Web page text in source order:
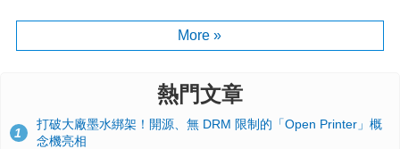
More »
熱門文章
1
打破大廠墨水綁架！開源、無 DRM 限制的「Open Printer」概
念機亮相